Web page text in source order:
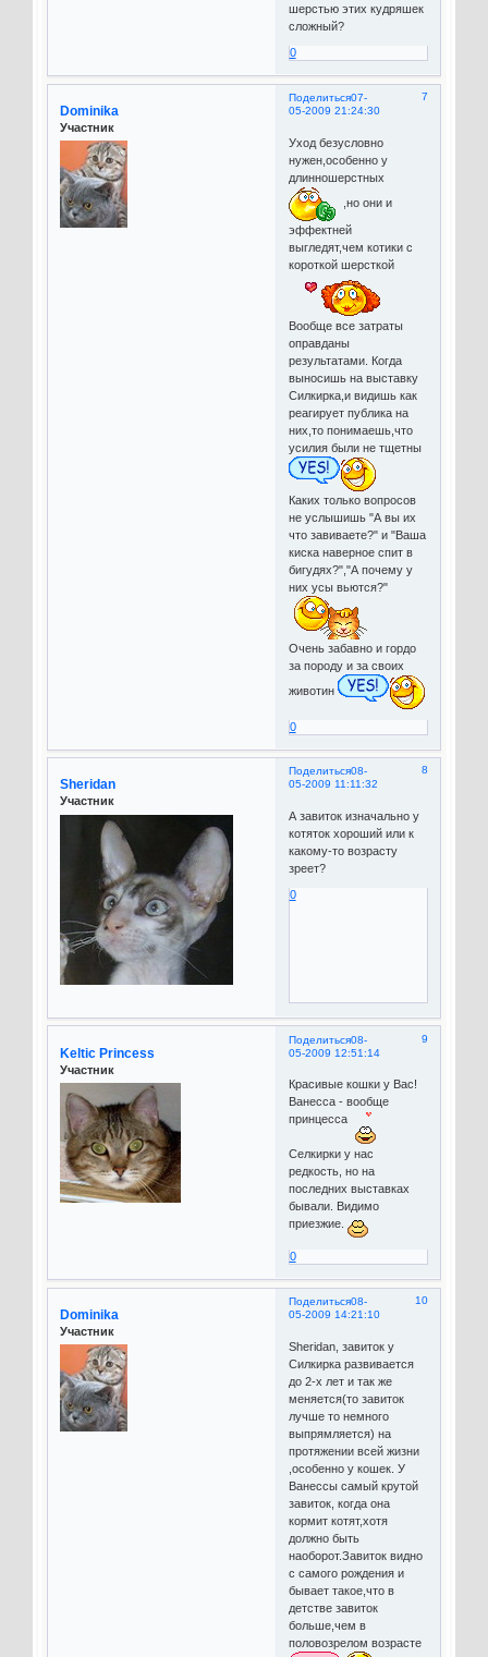
шерстью этих кудряшек
сложный?
0
Поделиться 7
07-
05-2009 21:24:30
Dominika
Участник
Уход безусловно
нужен,особенно у
длинношерстных
,но они и
эффектней
выгледят,чем котики с
короткой шерсткой
Вообще все затраты
оправданы
результатами. Когда
выносишь на выставку
Силкирка,и видишь как
реагирует публика на
них,то понимаешь,что
усилия были не тщетны
Каких только вопросов
не услышишь "А вы их
что завиваете?" и "Ваша
киска наверное спит в
бигудях?","А почему у
них усы вьются?"
Очень забавно и гордо
за породу и за своих
животин
0
Поделиться 8
08-
05-2009 11:11:32
Sheridan
Участник
А завиток изначально у
котяток хороший или к
какому-то возрасту
зреет?
0
Поделиться 9
08-
05-2009 12:51:14
Keltic Princess
Участник
Красивые кошки у Вас!
Ванесса - вообще
принцесса
Селкирки у нас
редкость, но на
последних выставках
бывали. Видимо
приезжие.
0
Поделиться 10
08-
05-2009 14:21:10
Dominika
Участник
Sheridan, завиток у
Силкирка развивается
до 2-х лет и так же
меняется(то завиток
лучше то немного
выпрямляется) на
протяжении всей жизни
,особенно у кошек. У
Ванессы самый крутой
завиток, когда она
кормит котят,хотя
должно быть
наоборот.Завиток видно
с самого рождения и
бывает такое,что в
детстве завиток
больше,чем в
половозрелом возрасте